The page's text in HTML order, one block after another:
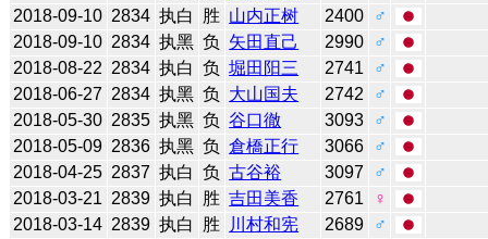
2018-09-10 2834 执白 胜 山内正树 2400
♂
2018-09-10 2834 执黑 负 矢田直己 2990
♂
2018-08-22 2834 执白 负 堀田阳三 2741
♂
2018-06-27 2834 执黑 负 大山国夫 2742
♂
2018-05-30 2835 执黑 负 谷口徹 3093
♂
2018-05-09 2836 执黑 负 倉橋正行 3066
♂
2018-04-25 2837 执白 负 古谷裕 3097
♂
2018-03-21 2839 执白 胜 吉田美香 2761
♀
2018-03-14 2839 执白 胜 川村和宪 2689
♂